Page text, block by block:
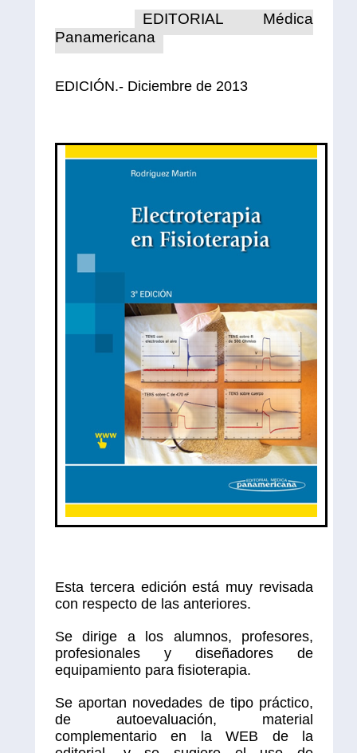
EDITORIAL Médica
Panamericana
EDICIÓN.- Diciembre de 2013
Esta tercera edición está muy revisada
con respecto de las anteriores.
Se dirige a los alumnos, profesores,
profesionales y diseñadores de
equipamiento para fisioterapia.
Se aportan novedades de tipo práctico,
de autoevaluación, material
complementario en la WEB de la